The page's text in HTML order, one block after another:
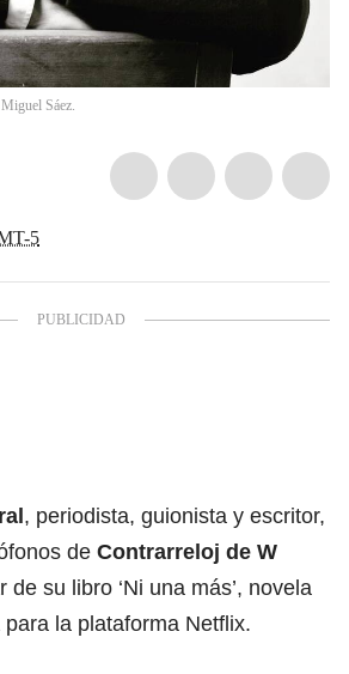
Sáez.
5
, periodista, guionista y escritor,
de Contrarreloj de W
de su libro ‘Ni una más’, novela
la plataforma Netflix.